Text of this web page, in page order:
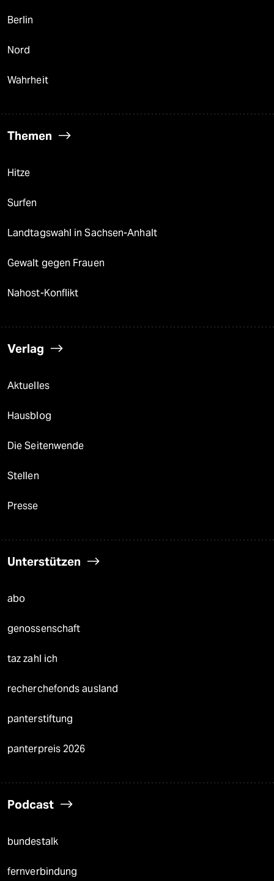
Berlin
Nord
Wahrheit
Themen
Hitze
Surfen
Landtagswahl in Sachsen-Anhalt
Gewalt gegen Frauen
Nahost-Konflikt
Verlag
Aktuelles
Hausblog
Die Seitenwende
Stellen
Presse
Unterstützen
abo
genossenschaft
taz zahl ich
recherchefonds ausland
panterstiftung
panterpreis 2026
Podcast
bundestalk
fernverbindung